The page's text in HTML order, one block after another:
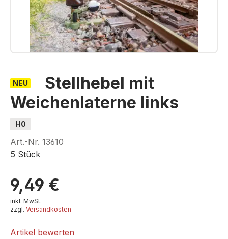
NEU
Stellhebel mit
Weichenlaterne links
H0
Art.-Nr. 13610
5 Stück
9,49 €
inkl. MwSt.
zzgl. Versandkosten
Artikel bewerten